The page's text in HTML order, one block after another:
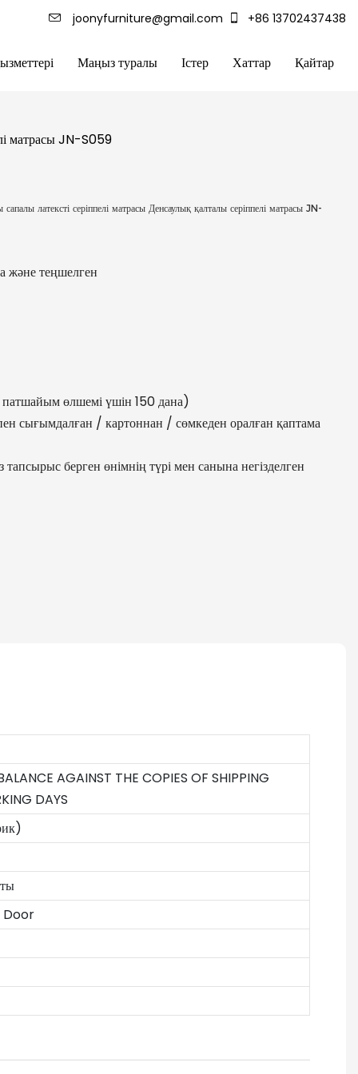
joonyfurniture@gmail.com +86 13702437438
Маңыз туралы Істер Хаттар Қайтар
матрасы JN-S059
латексті серіппелі матрасы Денсаулық қалталы серіппелі матрасы JN-
және теңшелген
өлшемі үшін 150 дана)
сығымдалған / картоннан / сөмкеден оралған қаптама
тапсырыс берген өнімнің түрі мен санына негізделген
AGAINST THE COPIES OF SHIPPING
DAYS
Door